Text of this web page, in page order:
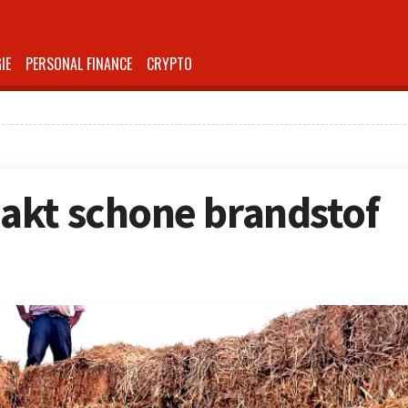
PERSONAL FINANCE CRYPTO
schone brandstof